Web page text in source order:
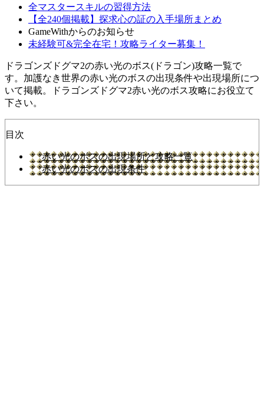
全マスタースキルの習得方法
【全240個掲載】探求心の証の入手場所まとめ
GameWithからのお知らせ
未経験可&完全在宅！攻略ライター募集！
ドラゴンズドグマ2の赤い光のボス(ドラゴン)攻略一覧で
す。加護なき世界の赤い光のボスの出現条件や出現場所につ
いて掲載。ドラゴンズドグマ2赤い光のボス攻略にお役立て
下さい。
目次
赤い光のボスの出現場所と攻略一覧
赤い光のボスの出現条件